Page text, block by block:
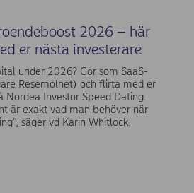
2026 – här
er nästa investerare
under 2026? Gör som SaaS-
Resemolnet) och flirta med er
Nordea Investor Speed Dating.
är exakt vad man behöver när
säger vd Karin Whitlock.